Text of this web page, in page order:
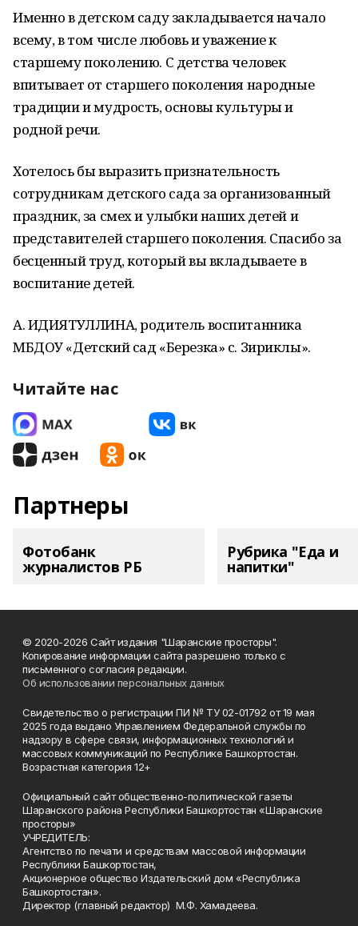
Именно в детском саду закладывается начало
всему, в том числе любовь и уважение к
старшему поколению. С детства человек
впитывает от старшего поколения народные
традиции и мудрость, основы культуры и
родной речи.
Хотелось бы выразить признательность
сотрудникам детского сада за организованный
праздник, за смех и улыбки наших детей и
представителей старшего поколения. Спасибо за
бесценный труд, который вы вкладываете в
воспитание детей.
А. ИДИЯТУЛЛИНА, родитель воспитанника
МБДОУ «Детский сад «Березка» с. Зириклы».
Читайте нас
Партнеры
Фотобанк
журналистов РБ
Рубрика "Еда и
напитки"
© 2020-2026 Сайт издания "Шаранские просторы".
Копирование информации сайта разрешено только с
письменного согласия редакции.
Об использовании персональных данных
Свидетельство о регистрации ПИ № ТУ 02-01792 от 19 мая
2025 года выдано Управлением Федеральной службы по
надзору в сфере связи, информационных технологий и
массовых коммуникаций по Республике Башкортостан.
Возрастная категория 12+
Официальный сайт общественно-политической газеты
Шаранского района Республики Башкортостан «Шаранские
просторы»
УЧРЕДИТЕЛЬ:
Агентство по печати и средствам массовой информации
Республики Башкортостан,
Акционерное общество Издательский дом «Республика
Башкортостан».
Директор (главный редактор) М.Ф. Хамадеева.